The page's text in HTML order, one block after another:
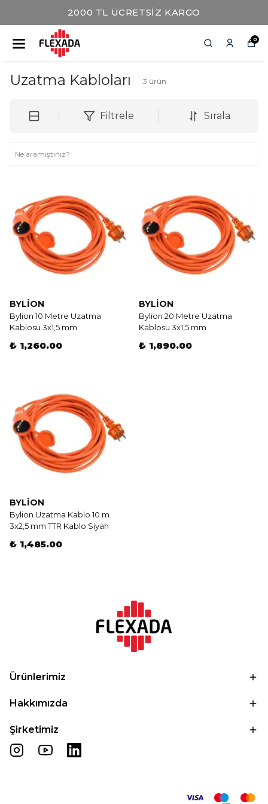
2000 TL ÜCRETSİZ KARGO
0
Uzatma Kabloları 3 ürün
Filtrele Sırala
BYLION
Bylion 10 Metre Uzatma
Kablosu 3x1,5 mm
₺ 1,260.00
BYLION
Bylion 20 Metre Uzatma
Kablosu 3x1,5 mm
₺ 1,890.00
BYLION
Bylion Uzatma Kablo 10 m
3x2,5 mm TTR Kablo Siyah
₺ 1,485.00
Ürünlerimiz
Hakkımızda
Şirketimiz